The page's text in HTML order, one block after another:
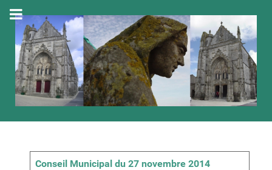
Articles
Titre
Conseil Municipal du 27 novembre 2014